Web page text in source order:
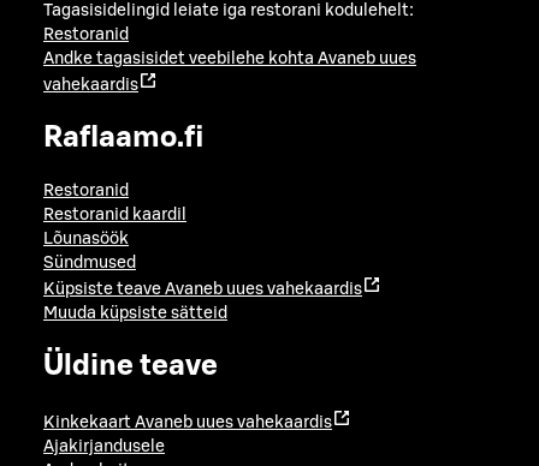
Tagasisidelingid leiate iga restorani kodulehelt:
Restoranid
Andke tagasisidet veebilehe kohta Avaneb uues
vahekaardis
Raflaamo.fi
Restoranid
Restoranid kaardil
Lõunasöök
Sündmused
Küpsiste teave Avaneb uues vahekaardis
Muuda küpsiste sätteid
Üldine teave
Kinkekaart Avaneb uues vahekaardis
Ajakirjandusele